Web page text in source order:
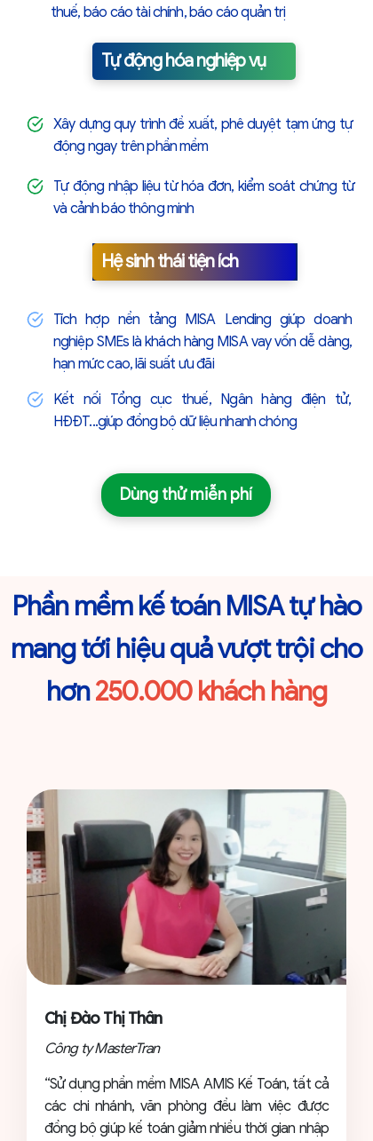
Tự động hóa nghiệp vụ
Xây dựng quy trình đề xuất, phê duyệt tạm ứng tự
động ngay trên phần mềm
Tự động nhập liệu từ hóa đơn, kiểm soát chứng từ
và cảnh báo thông minh
Hệ sinh thái tiện ích
Tích hợp nền tảng MISA Lending giúp doanh
nghiệp SMEs là khách hàng MISA vay vốn dễ dàng,
hạn mức cao, lãi suất ưu đãi
Kết nối Tổng cục thuế, Ngân hàng điện tử,
HĐĐT...giúp đồng bộ dữ liệu nhanh chóng
thuế, báo cáo tài chính, báo cáo quản trị
Dùng thử miễn phí
Phần mềm kế toán MISA tự hào
mang tới hiệu quả vượt trội cho
hơn250.000 khách hàng
“Sử dụng phần mềm MISA AMIS Kế Toán, tất cả
các chi nhánh, văn phòng đều làm việc được
đồng bộ giúp kế toán giảm nhiều thời gian nhập
Chị Đào Thị Thân
Công ty MasterTran